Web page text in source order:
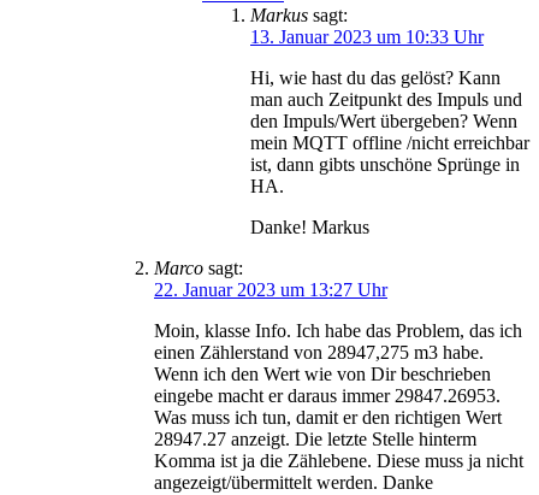
Markus sagt:
13. Januar 2023 um 10:33 Uhr
Hi, wie hast du das gelöst? Kann
man auch Zeitpunkt des Impuls und
den Impuls/Wert übergeben? Wenn
mein MQTT offline /nicht erreichbar
ist, dann gibts unschöne Sprünge in
HA.
Danke! Markus
Marco sagt:
22. Januar 2023 um 13:27 Uhr
Moin, klasse Info. Ich habe das Problem, das ich
einen Zählerstand von 28947,275 m3 habe.
Wenn ich den Wert wie von Dir beschrieben
eingebe macht er daraus immer 29847.26953.
Was muss ich tun, damit er den richtigen Wert
28947.27 anzeigt. Die letzte Stelle hinterm
Komma ist ja die Zählebene. Diese muss ja nicht
angezeigt/übermittelt werden. Danke